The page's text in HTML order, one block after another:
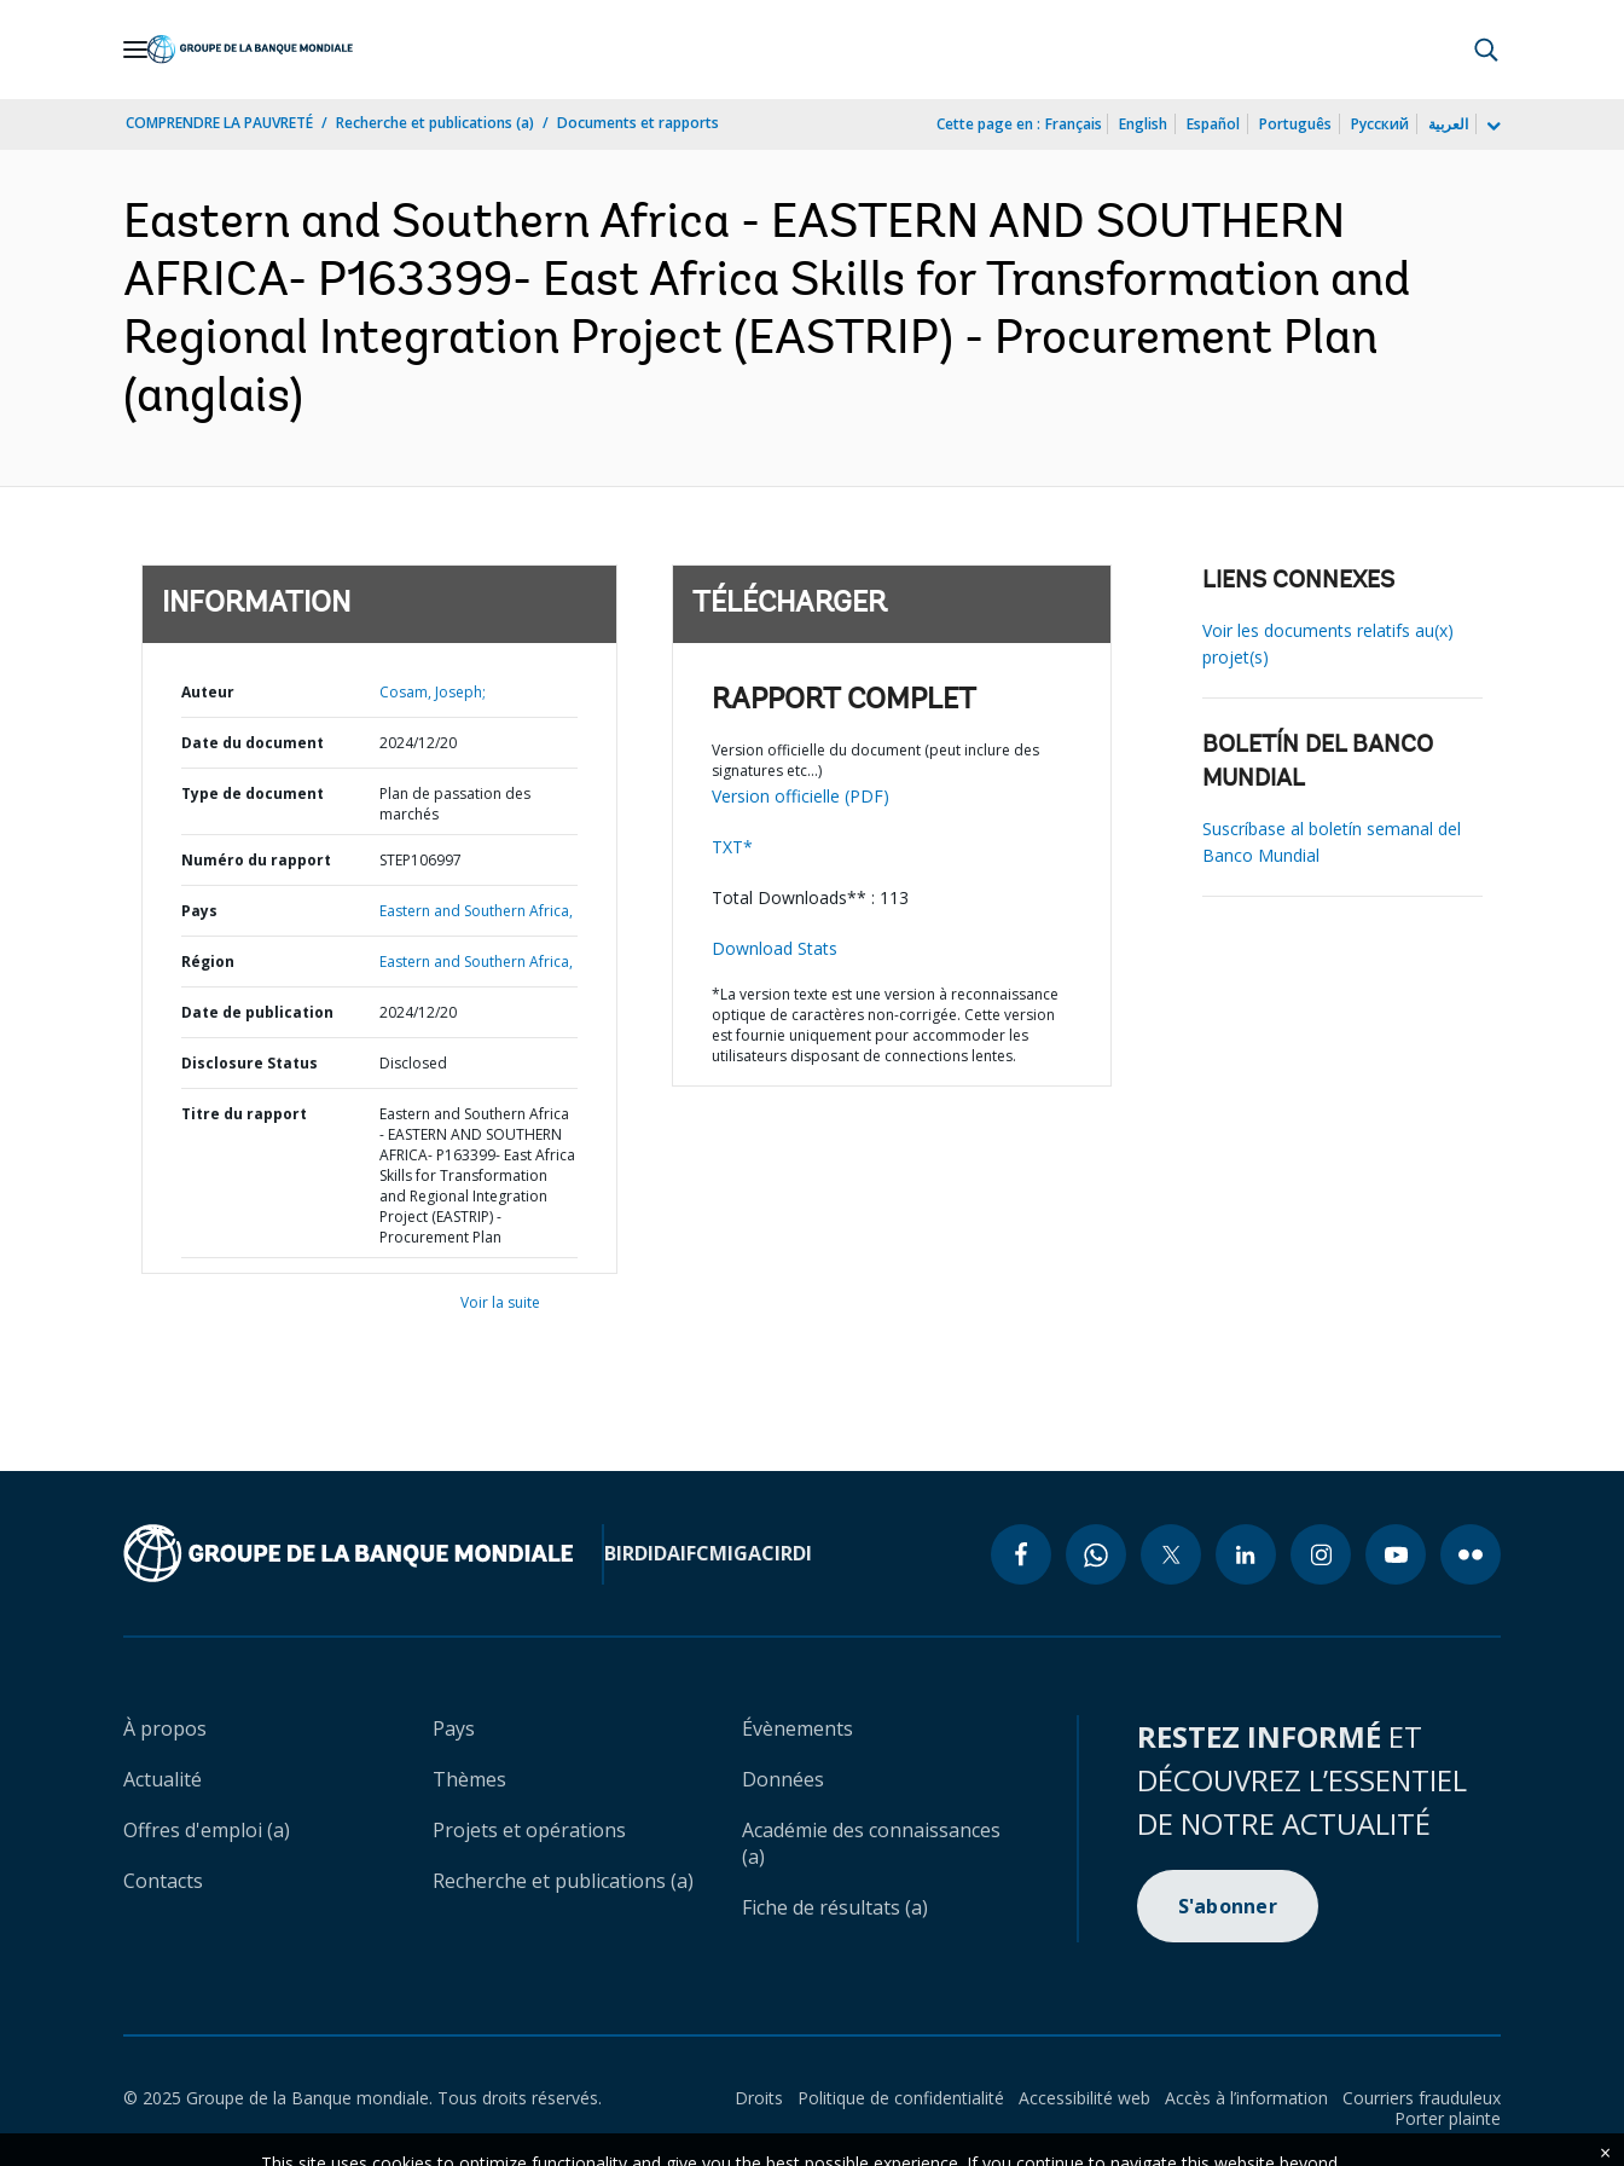
COMPRENDRE LA PAUVRETÉ Recherche et publications (a) Documents et rapports Cette page en : Français English Español Português Русский العربية
Eastern and Southern Africa - EASTERN AND SOUTHERN
AFRICA- P163399- East Africa Skills for Transformation and
Regional Integration Project (EASTRIP) - Procurement Plan
(anglais)
INFORMATION
Auteur Cosam, Joseph;
Date du document 2024/12/20
Type de document
Plan de passation des
marchés
Numéro du rapport STEP106997
Pays Eastern and Southern Africa,
Région Eastern and Southern Africa,
Date de publication 2024/12/20
Disclosure Status Disclosed
Titre du rapport
Eastern and Southern Africa
- EASTERN AND SOUTHERN
AFRICA- P163399- East Africa
Skills for Transformation
and Regional Integration
Project (EASTRIP) -
Procurement Plan
Voir la suite
TÉLÉCHARGER
RAPPORT COMPLET
Version officielle du document (peut inclure des
signatures etc…)
Version officielle (PDF)
TXT*
Total Downloads** : 113
Download Stats
*La version texte est une version à reconnaissance
optique de caractères non-corrigée. Cette version
est fournie uniquement pour accommoder les
utilisateurs disposant de connections lentes.
LIENS CONNEXES
Voir les documents relatifs au(x)
projet(s)
BOLETÍN DEL BANCO
MUNDIAL
Suscríbase al boletín semanal del
Banco Mundial
BIRDIDAIFCMIGACIRDI
À propos
Actualité
Offres d'emploi (a)
Contacts
Pays
Thèmes
Projets et opérations
Recherche et publications (a)
Évènements
Données
Académie des connaissances
(a)
Fiche de résultats (a)
RESTEZ INFORMÉ ET
DÉCOUVREZ L’ESSENTIEL
DE NOTRE ACTUALITÉ
S'abonner
© 2025 Groupe de la Banque mondiale. Tous droits réservés. Droits Politique de confidentialité Accessibilité web Accès à l’information
Courriers frauduleux
Porter plainte
×